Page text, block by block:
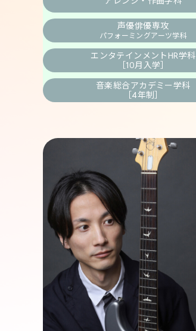
声優俳優専攻
パフォーミングアーツ学科
エンタテインメント HR学科
［10月入学］
音楽総合アカデミー学科
［4年制］